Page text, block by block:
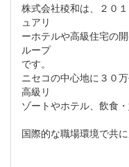
株式会社稜和は、２０
ュアリ
ーホテルや高級住宅の
ループ
です。
ニセコの中心地に３０
高級リ
ゾートやホテル、飲食
国際的な職場環境で共